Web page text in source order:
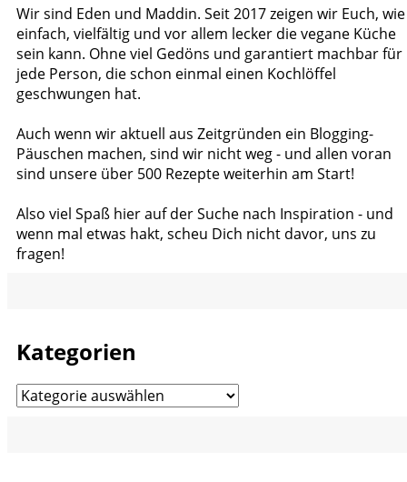
Wir sind Eden und Maddin. Seit 2017 zeigen wir Euch, wie
einfach, vielfältig und vor allem lecker die vegane Küche
sein kann. Ohne viel Gedöns und garantiert machbar für
jede Person, die schon einmal einen Kochlöffel
geschwungen hat.
Auch wenn wir aktuell aus Zeitgründen ein Blogging-
Päuschen machen, sind wir nicht weg - und allen voran
sind unsere über 500 Rezepte weiterhin am Start!
Also viel Spaß hier auf der Suche nach Inspiration - und
wenn mal etwas hakt, scheu Dich nicht davor, uns zu
fragen!
Kategorien
Kategorien